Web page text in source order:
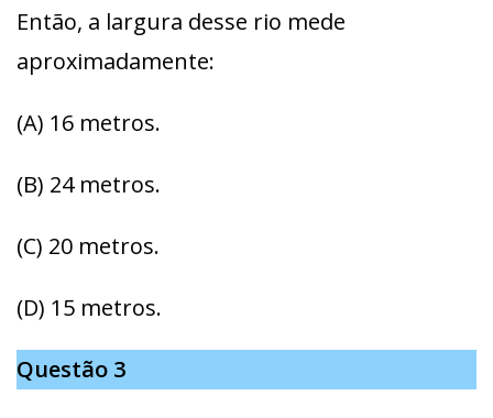
Então, a largura desse rio mede
aproximadamente:
(A) 16 metros.
(B) 24 metros.
(C) 20 metros.
(D) 15 metros.
Questão 3